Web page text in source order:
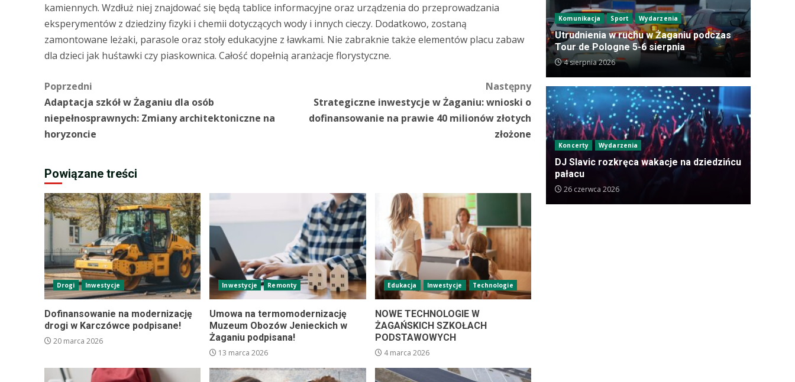
kamiennych. Wzdłuż niej znajdować się będą tablice informacyjne oraz urządzenia do przeprowadzania
eksperymentów z dziedziny fizyki i chemii dotyczących wody i innych cieczy. Dodatkowo, zostaną
zamontowane leżaki, parasole oraz stoły edukacyjne z ławkami. Nie zabraknie także elementów placu zabaw
dla dzieci jak huśtawki czy piaskownica. Całość dopełnią aranżacje florystyczne.
Zobacz
wpisy
Poprzedni
Adaptacja szkół w Żaganiu dla osób
niepełnosprawnych: Zmiany architektoniczne na
horyzoncie
Następny
Strategiczne inwestycje w Żaganiu: wnioski o
dofinansowanie na prawie 40 milionów złotych
złożone
Powiązane treści
Drogi Inwestycje
Dofinansowanie na modernizację
drogi w Karczówce podpisane!
20 marca 2026
Inwestycje Remonty
Umowa na termomodernizację
Muzeum Obozów Jenieckich w
Żaganiu podpisana!
13 marca 2026
Edukacja Inwestycje Technologie
NOWE TECHNOLOGIE W
ŻAGAŃSKICH SZKOŁACH
PODSTAWOWYCH
4 marca 2026
Komunikacja Sport Wydarzenia
Utrudnienia w ruchu w Żaganiu podczas
Tour de Pologne 5-6 sierpnia
4 sierpnia 2026
Koncerty Wydarzenia
DJ Slavic rozkręca wakacje na dziedzińcu
pałacu
26 czerwca 2026